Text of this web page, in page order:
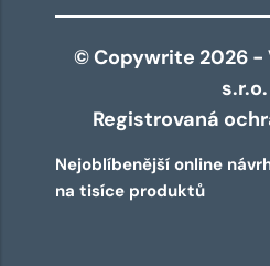
© Copywrite 2026
s.r.o.
Registrovaná
Nejoblíbenější online
na tisíce produktů